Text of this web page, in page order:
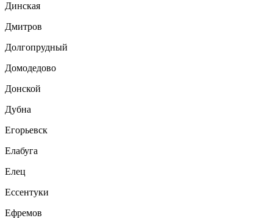
Динская
Дмитров
Долгопрудный
Домодедово
Донской
Дубна
Егорьевск
Елабуга
Елец
Ессентуки
Ефремов